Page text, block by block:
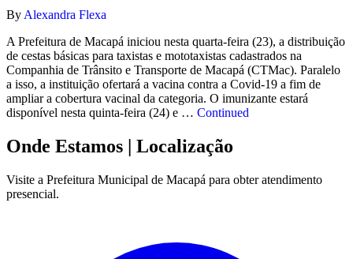
By Alexandra Flexa
A Prefeitura de Macapá iniciou nesta quarta-feira (23), a distribuição
de cestas básicas para taxistas e mototaxistas cadastrados na
Companhia de Trânsito e Transporte de Macapá (CTMac). Paralelo
a isso, a instituição ofertará a vacina contra a Covid-19 a fim de
ampliar a cobertura vacinal da categoria. O imunizante estará
disponível nesta quinta-feira (24) e … Continued
Onde Estamos | Localização
Visite a Prefeitura Municipal de Macapá para obter atendimento
presencial.